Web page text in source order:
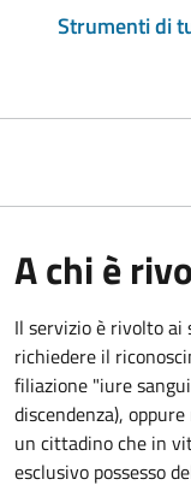
Strumenti di
A chi è
Il servizio è rivolto
richiedere il
filiazione "iure
discendenza),
un cittadino che in
esclusivo possesso